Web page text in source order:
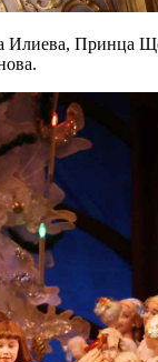
Принца